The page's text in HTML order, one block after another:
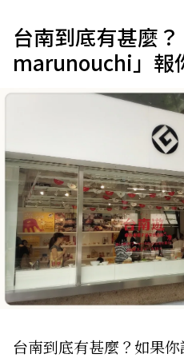
台南到底有甚麼
marunouchi」報
台南到底有甚麼？如果